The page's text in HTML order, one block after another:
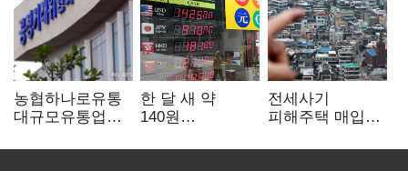
농협하나로유통
대규모유통업법
공정위, 과징금
한 달 새 약
140원
엔저'에 원화
전세사기
피해주택 매입
누적 피해자